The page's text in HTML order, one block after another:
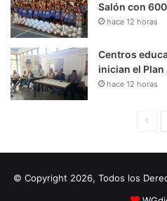
Salón con
hace 12 horas
Centros
inician el
hace 12 horas
i
© Copyright 2026, Todos los